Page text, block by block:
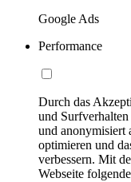
Google Ads
Performance
Durch das
und
und anonymisiert
optimieren und
verbessern. Mit
Webseite